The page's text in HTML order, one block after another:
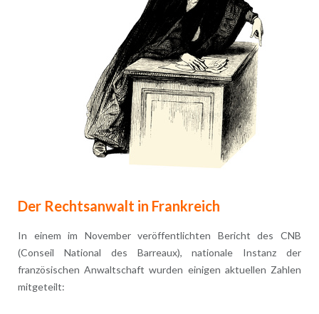
Der Rechtsanwalt in Frankreich
In einem im November veröffentlichten Bericht des CNB
(Conseil National des Barreaux), nationale Instanz der
französischen Anwaltschaft wurden einigen aktuellen Zahlen
mitgeteilt: